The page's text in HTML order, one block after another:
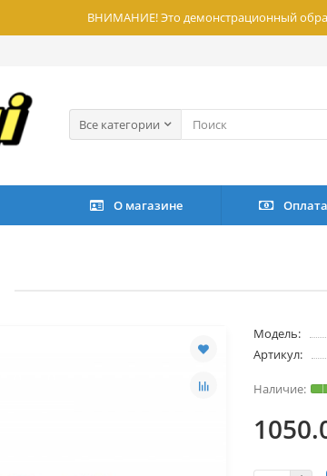
ВНИМАНИЕ! Это демонстрационный
Все категории
О магазине Оплата
Модель:
Артикул: